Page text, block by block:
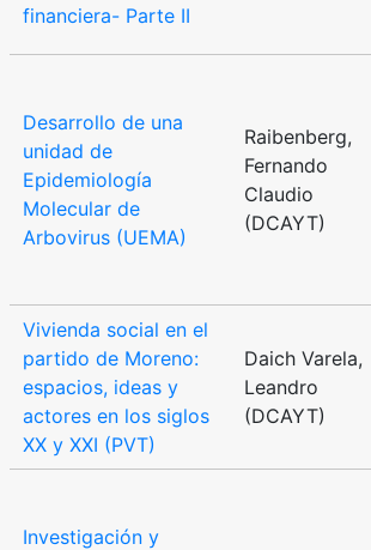
financiera- Parte II
Desarrollo de una
unidad de
Epidemiología
Molecular de
Arbovirus (UEMA)
Raibenberg,
Fernando
Claudio
(DCAYT)
Vivienda social en el
partido de Moreno:
espacios, ideas y
actores en los siglos
XX y XXI (PVT)
Daich Varela,
Leandro
(DCAYT)
Investigación y